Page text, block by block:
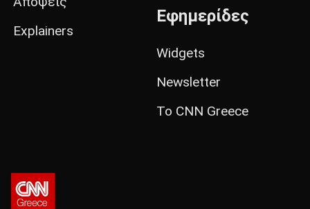
Explainers
Εφημερίδες
Widgets
Newsletter
Το CNN Greece